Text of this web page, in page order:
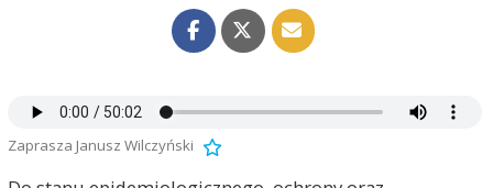
Zaprasza Janusz Wilczyński